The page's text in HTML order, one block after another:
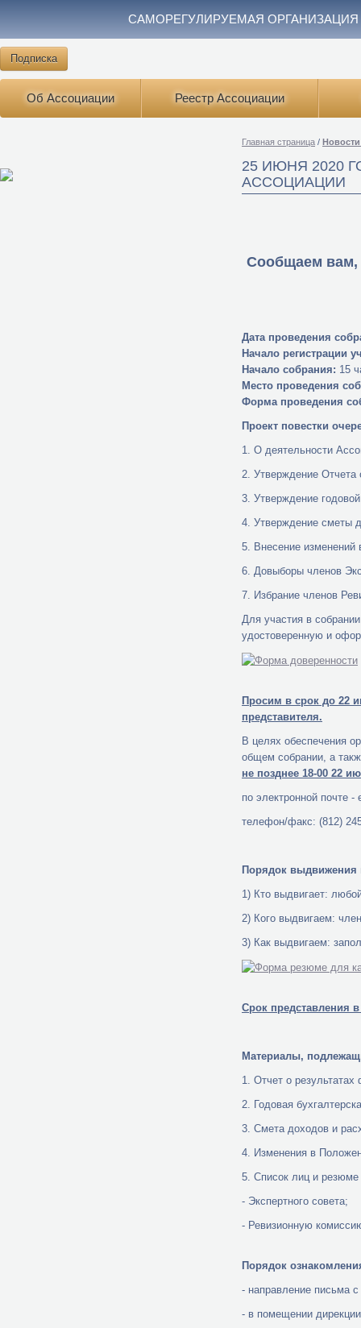
САМОРЕГУЛИРУЕМАЯ
Подписка
Об Ассоциации Реестр Ассоциации
Главная страница /
25 ИЮНЯ 2020
АССОЦИАЦИИ
Сообщаем вам,
Дата проведения
Начало регистрации
Начало собрания: 15
Место проведения
Форма проведения
Проект повестки
1. О деятельности
2. Утверждение Отчета
3. Утверждение
4. Утверждение сметы
5. Внесение
6. Довыборы членов
7. Избрание членов
Для участия в
удостоверенную и
Просим в срок до 22
представителя.
В целях обеспечения
общем собрании, а
не позднее 18-00 22
по электронной почте -
телефон/факс: (812)
Порядок выдвижения
1) Кто выдвигает:
2) Кого выдвигаем:
3) Как выдвигаем:
Срок представления
Материалы,
1. Отчет о результатах
2. Годовая
3. Смета доходов и
4. Изменения в
5. Список лиц и резюме
- Экспертного совета;
- Ревизионную
Порядок
- направление письма
- в помещении